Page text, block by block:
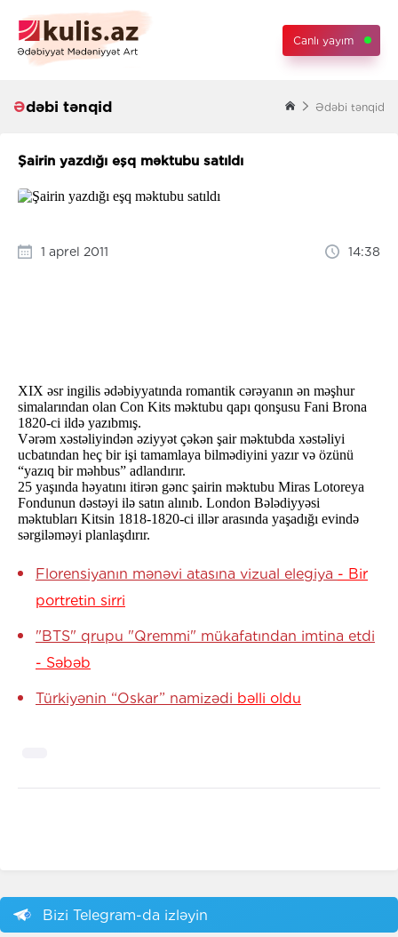
Canlı yayım
Ədəbi tənqid Ədəbi tənqid
Şairin yazdığı eşq məktubu satıldı
1 aprel 2011 14:38
XIX əsr ingilis ədəbiyyatında romantik cərəyanın ən məşhur
simalarından olan Con Kits məktubu qapı qonşusu Fani Brona
1820-ci ildə yazıbmış.
Vərəm xəstəliyindən əziyyət çəkən şair məktubda xəstəliyi
ucbatından heç bir işi tamamlaya bilmədiyini yazır və özünü
“yazıq bir məhbus” adlandırır.
25 yaşında həyatını itirən gənc şairin məktubu Miras Lotoreya
Fondunun dəstəyi ilə satın alınıb. London Bələdiyyəsi
məktubları Kitsin 1818-1820-ci illər arasında yaşadığı evində
sərgiləməyi planlaşdırır.
Florensiyanın mənəvi atasına vizual elegiya - Bir
portretin sirri
"BTS" qrupu "Qremmi" mükafatından imtina etdi
- Səbəb
Türkiyənin “Oskar” namizədi bəlli oldu
Bizi Telegram-da izləyin